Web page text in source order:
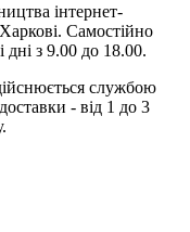
інтернет-
Самостійно
дні з 9.00 до 18.00.
службою
- від 1 до 3